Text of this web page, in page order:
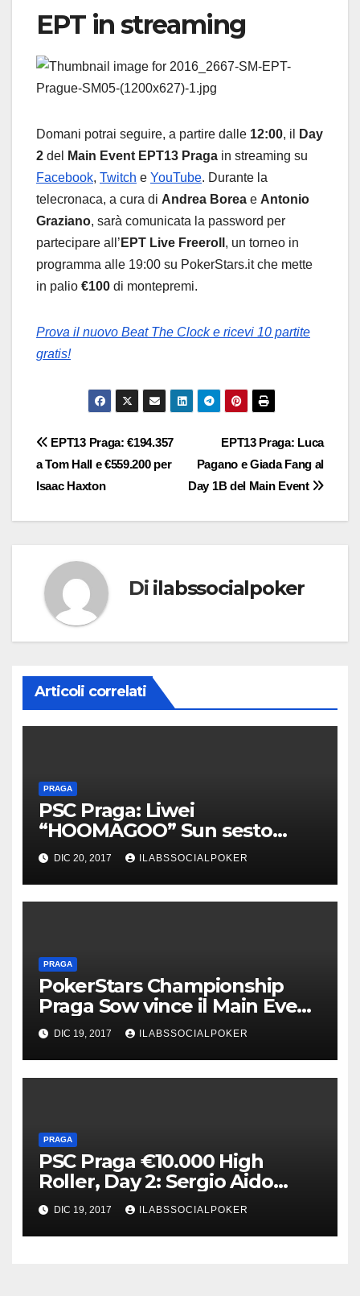
EPT in streaming
Domani potrai seguire, a partire dalle 12:00, il
Day
2 del Main Event EPT13 Praga in streaming su
Facebook, Twitch e YouTube. Durante la
telecronaca, a cura di Andrea Borea e Antonio
Graziano, sarà comunicata la password per
partecipare all’ EPT Live Freeroll , un torneo in
programma alle 19:00 su PokerStars.it che mette
in palio €100 di montepremi.
Prova il nuovo Beat The Clock e ricevi 10 partite
gratis!
Navigazione
articoli
EPT13 Praga: Luca
Pagano e Giada Fang al
Day 1B del Main Event
EPT13 Praga: €194.357
a Tom Hall e €559.200 per
Isaac Haxton
Di ilabssocialpoker
Articoli correlati
PRAGA
PSC Praga: Liwei
“HOOMAGOO” Sun sesto
(€116.000) nel €10k High
Roller, Igor Kurganov
espugna il €25k NLH Single
DIC 20, 2017 ILABSSOCIALPOKER
PRAGA
PokerStars Championship
Praga Sow vince il Main Event
e €675.000, Lepore 4° per
€249.000
DIC 19, 2017 ILABSSOCIALPOKER
PRAGA
PSC Praga €10.000 High
Roller, Day 2: Sergio Aido
guida gli ultimi 16, Palumbo
uomo bolla, Liwei Sun 7°
DIC 19, 2017 ILABSSOCIALPOKER